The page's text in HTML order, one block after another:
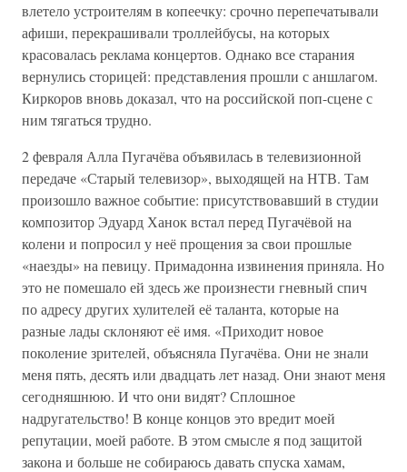
влетело устроителям в копеечку: срочно перепечатывали
афиши, перекрашивали троллейбусы, на которых
красовалась реклама концертов. Однако все старания
вернулись сторицей: представления прошли с аншлагом.
Киркоров вновь доказал, что на российской поп-сцене с
ним тягаться трудно.
2 февраля Алла Пугачёва объявилась в телевизионной
передаче «Старый телевизор», выходящей на НТВ. Там
произошло важное событие: присутствовавший в студии
композитор Эдуард Ханок встал перед Пугачёвой на
колени и попросил у неё прощения за свои прошлые
«наезды» на певицу. Примадонна извинения приняла. Но
это не помешало ей здесь же произнести гневный спич
по адресу других хулителей её таланта, которые на
разные лады склоняют её имя. «Приходит новое
поколение зрителей, объясняла Пугачёва. Они не знали
меня пять, десять или двадцать лет назад. Они знают меня
сегодняшнюю. И что они видят? Сплошное
надругательство! В конце концов это вредит моей
репутации, моей работе. В этом смысле я под защитой
закона и больше не собираюсь давать спуска хамам,